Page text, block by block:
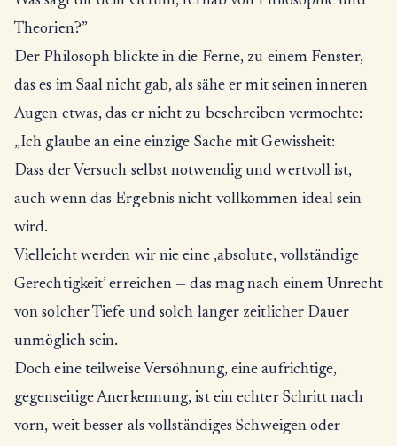
Theorien?”
Der Philosoph blickte in die Ferne, zu einem Fenster,
das es im Saal nicht gab, als sähe er mit seinen inneren
Augen etwas, das er nicht zu beschreiben vermochte:
„Ich glaube an eine einzige Sache mit Gewissheit:
Dass der Versuch selbst notwendig und wertvoll ist,
auch wenn das Ergebnis nicht vollkommen ideal sein
wird.
Vielleicht werden wir nie eine ‚absolute, vollständige
Gerechtigkeit’ erreichen — das mag nach einem Unrecht
von solcher Tiefe und solch langer zeitlicher Dauer
unmöglich sein.
Doch eine teilweise Versöhnung, eine aufrichtige,
gegenseitige Anerkennung, ist ein echter Schritt nach
vorn, weit besser als vollständiges Schweigen oder